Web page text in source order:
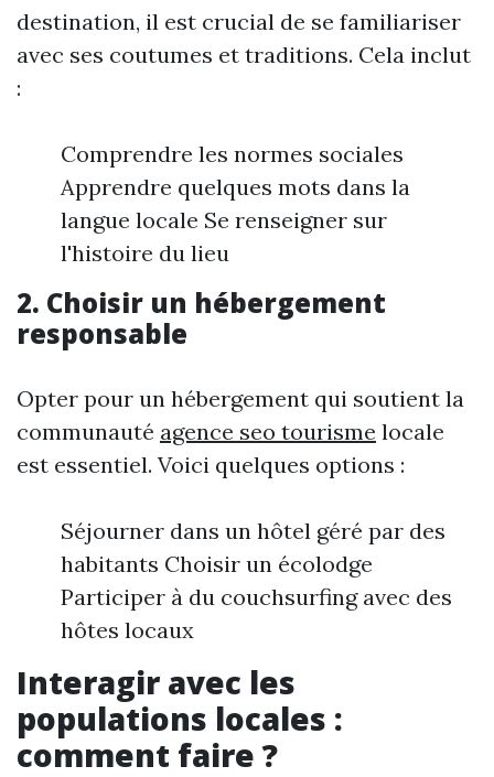
destination, il est crucial de se familiariser
avec ses coutumes et traditions. Cela inclut
:
Comprendre les normes sociales
Apprendre quelques mots dans la
langue locale Se renseigner sur
l'histoire du lieu
2. Choisir un hébergement
responsable
Opter pour un hébergement qui soutient la
communauté agence seo tourisme locale
est essentiel. Voici quelques options :
Séjourner dans un hôtel géré par des
habitants Choisir un écolodge
Participer à du couchsurfing avec des
hôtes locaux
Interagir avec les
populations locales :
comment faire ?